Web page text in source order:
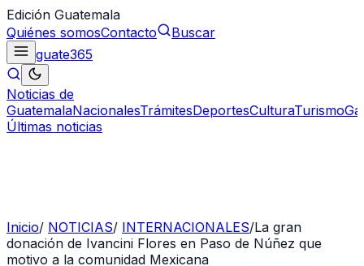
Edición Guatemala
Quiénes somosContacto
Buscar
guate365
Noticias de
GuatemalaNacionalesTrámitesDeportesCulturaTurismo
Últimas noticias
Inicio/ NOTICIAS/ INTERNACIONALES/La gran
donación de Ivancini Flores en Paso de Núñez que
motivo a la comunidad Mexicana